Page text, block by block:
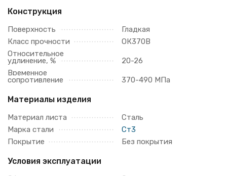
Конструкция
Поверхность
Гладкая
Класс прочности
ОК370В
Относительное
удлинение, %
20-26
Временное
сопротивление 370-490 МПа
Материалы изделия
Материал листа
Сталь
Марка стали
Ст3
Покрытие
Без покрытия
Условия эксплуатации